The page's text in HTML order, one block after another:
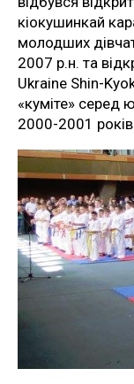
кіокушинкай
молодших
2007 р.н. та
Ukraine Shin-
«куміте» серед
2000-2001